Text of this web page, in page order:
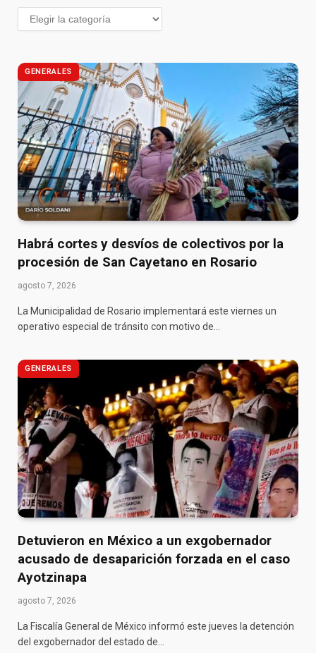
GENERALES
Habrá cortes y desvíos de colectivos por la
procesión de San Cayetano en Rosario
agosto 7, 2026
La Municipalidad de Rosario implementará este viernes un
operativo especial de tránsito con motivo de…
GENERALES
Detuvieron en México a un exgobernador
acusado de desaparición forzada en el caso
Ayotzinapa
agosto 7, 2026
La Fiscalía General de México informó este jueves la detención
del exgobernador del estado de…